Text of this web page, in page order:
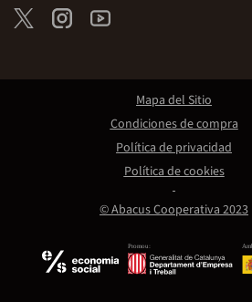
Promou:
© Abacus Cooperativa 2023
Mapa del Sitio
Condiciones de compra
Política de privacidad
Política de cookies